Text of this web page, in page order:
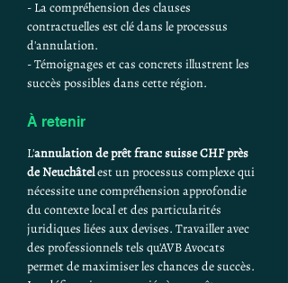
- La compréhension des clauses
contractuelles est clé dans le processus
d'annulation.
- Témoignages et cas concrets illustrent les
succès possibles dans cette région.
À retenir
L'annulation de prêt franc suisse CHF près
de Neuchâtel est un processus complexe qui
nécessite une compréhension approfondie
du contexte local et des particularités
juridiques liées aux devises. Travailler avec
des professionnels tels qu'AVB Avocats
permet de maximiser les chances de succès.